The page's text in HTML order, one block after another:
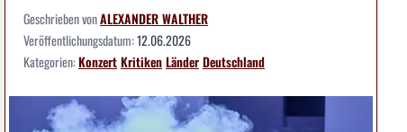
Geschrieben vonALEXANDER WALTHER
Veröffentlichungsdatum:12.06.2026
Kategorien:KonzertKritikenLänderDeutschland